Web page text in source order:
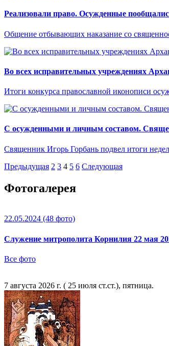
Реализовали право. Осужденные
Общение отбывающих наказание со
Во всех исправительных учреждениях
Итоги конкурса православной иконописи
С осужденными и личным составом.
Священник Игорь Горбань подвел итоги
Предыдущая 2 3 4 5 6 Следующая
Фотогалерея
22.05.2024 (48 фото)
Служение митрополита Корнилия 22 мая
Все фото
7 августа 2026 г. ( 25 июля ст.ст.), пятница.